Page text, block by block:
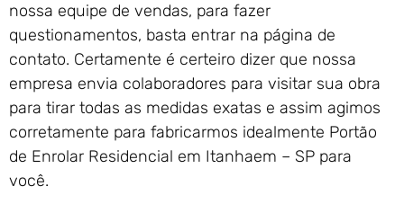
nossa equipe de vendas, para fazer
questionamentos, basta entrar na página de
contato. Certamente é certeiro dizer que nossa
empresa envia colaboradores para visitar sua obra
para tirar todas as medidas exatas e assim agimos
corretamente para fabricarmos idealmente Portão
de Enrolar Residencial em Itanhaem – SP para
você.